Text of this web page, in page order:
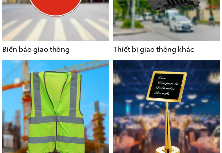
Biển báo giao thông Thiết bị giao thông khác